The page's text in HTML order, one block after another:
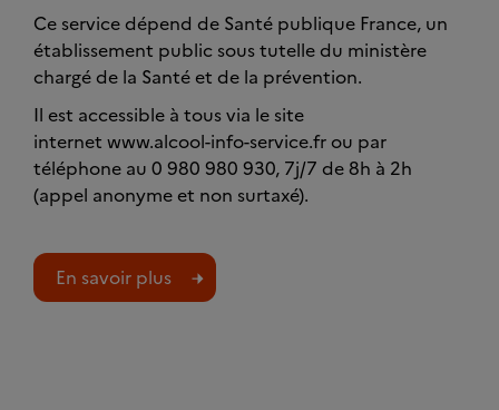
Ce service dépend de Santé publique France, un
établissement public sous tutelle du ministère
chargé de la Santé et de la prévention.
Il est accessible à tous via le site
internet www.alcool-info-service.fr ou par
téléphone au 0 980 980 930, 7j/7 de 8h à 2h
(appel anonyme et non surtaxé).
En savoir plus